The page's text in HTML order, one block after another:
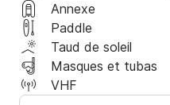
Annexe
Paddle
Taud de soleil
Masques et tubas
VHF